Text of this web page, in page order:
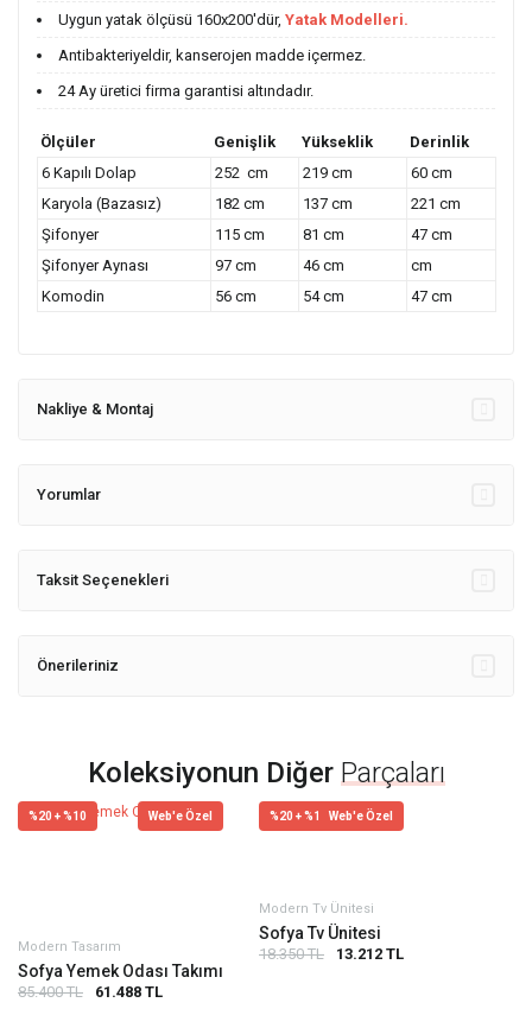
Uygun yatak ölçüsü 160x200'dür, Yatak Modelleri.
Antibakteriyeldir, kanserojen madde içermez.
24 Ay üretici firma garantisi altındadır.
Ölçüler Genişlik Yükseklik
Derinlik
6 Kapılı Dolap
252 cm 219 cm
60 cm
Karyola (Bazasız)
182 cm 137 cm
221 cm
Şifonyer
115 cm 81 cm
47 cm
Şifonyer Aynası
97 cm 46 cm
cm
Komodin
56 cm 54 cm 47 cm
Nakliye & Montaj
Yorumlar
Taksit Seçenekleri
Önerileriniz
Koleksiyonun Diğer Parçaları
%20 + %10 Web'e Özel
Modern Tasarım
Sofya Yemek Odası Takımı
85.400 TL 61.488 TL
%20 + %10 Web'e Özel
Modern Tv Ünitesi
Sofya Tv Ünitesi
18.350 TL 13.212 TL